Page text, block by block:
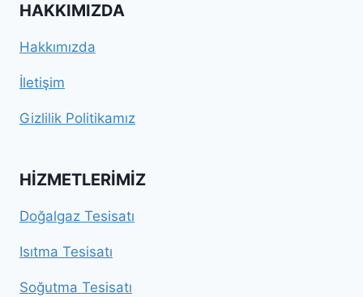
HAKKIMIZDA
Hakkımızda
İletişim
Gizlilik Politikamız
HIZMETLERIMIZ
Doğalgaz Tesisatı
Isıtma Tesisatı
Soğutma Tesisatı